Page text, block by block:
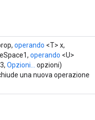
operando <T> x,
operando <U>
Opzioni...
opzioni)
una nuova operazione